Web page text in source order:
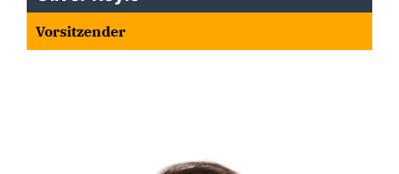
Vorsitzender